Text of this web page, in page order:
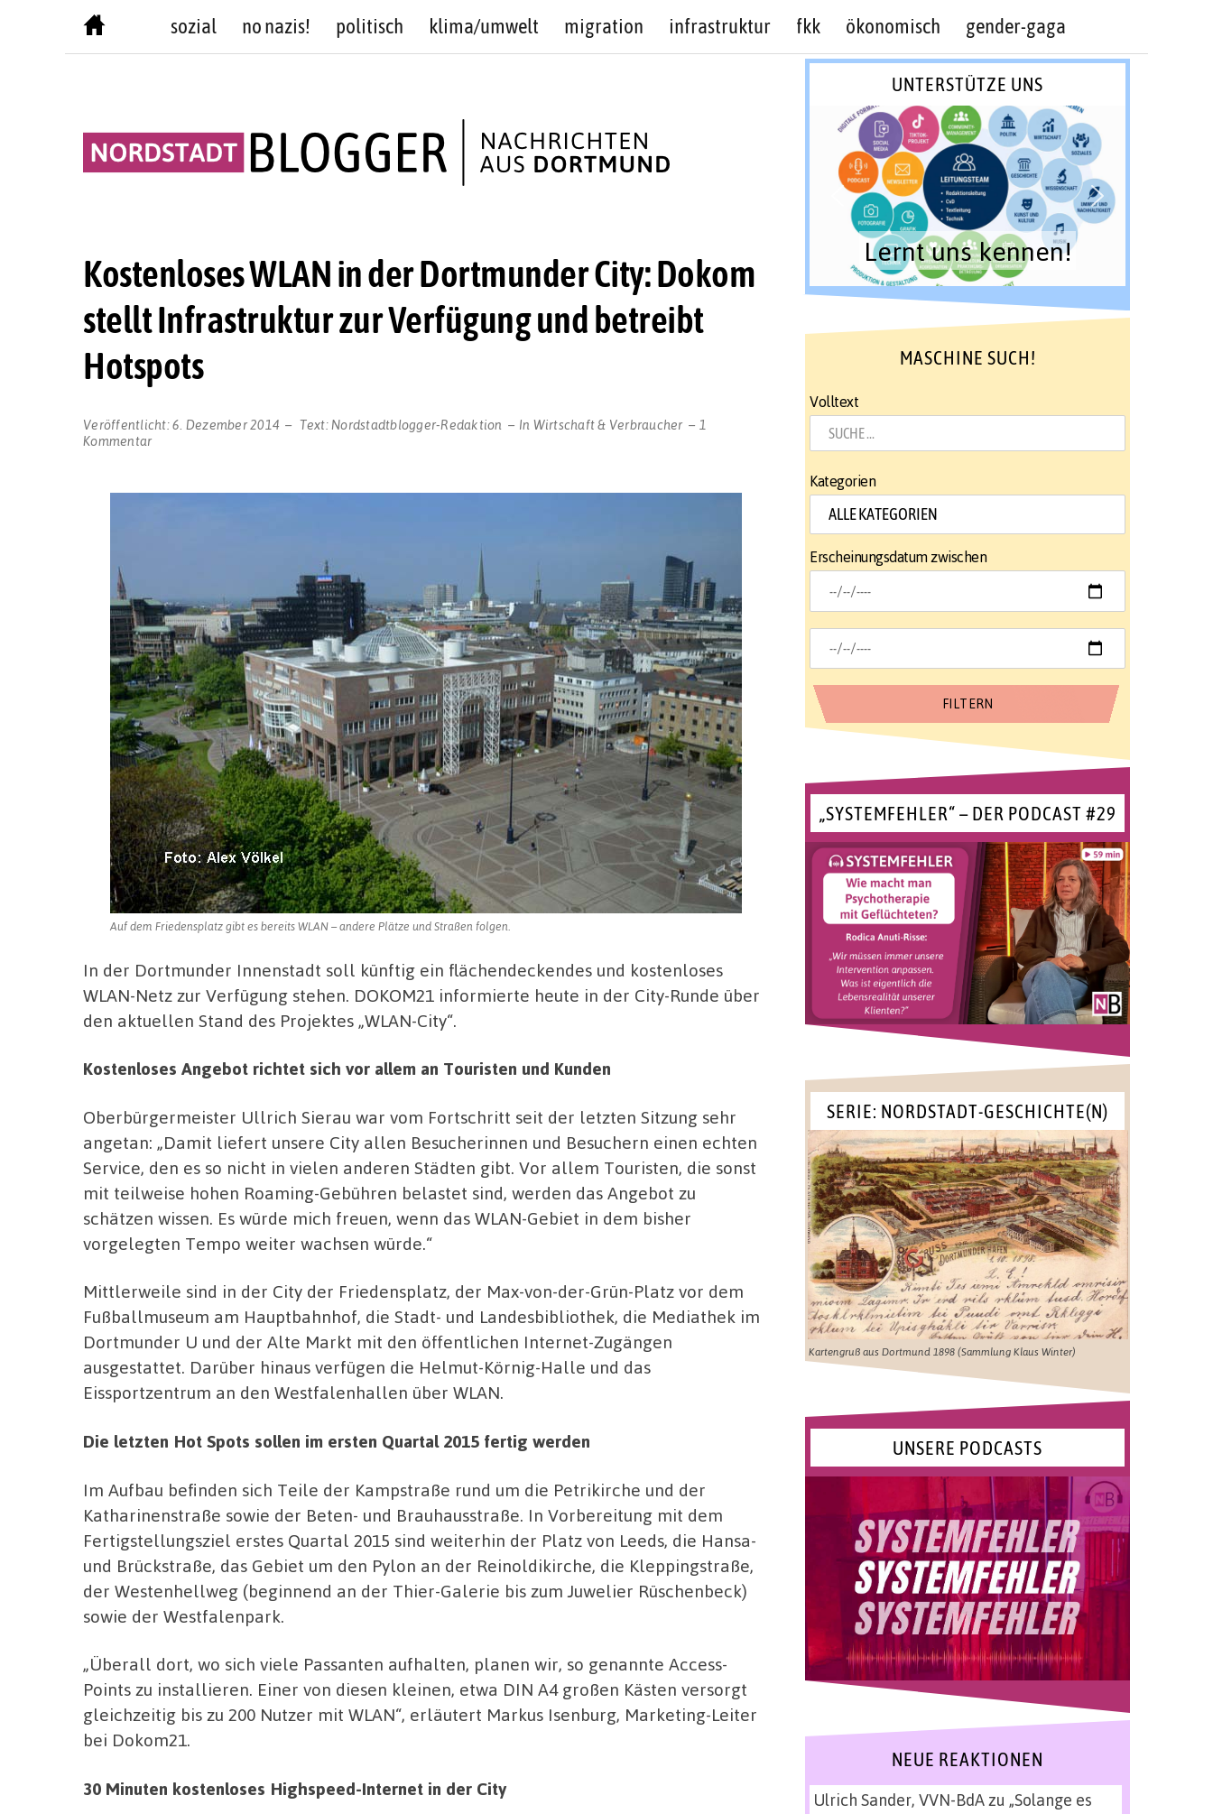
sozial no nazis! politisch klima/umwelt migration infrastruktur fkk ökonomisch gender-gaga
Kostenloses WLAN in der Dortmunder City: Dokom
stellt Infrastruktur zur Verfügung und betreibt
Hotspots
Veröffentlicht:6. Dezember 2014 Text: Nordstadtblogger-Redaktion In Wirtschaft & Verbraucher
1
Kommentarzu
zur
Verfügung
und
betreibt
Hotspots
Auf dem Friedensplatz gibt es bereits WLAN – andere Plätze und Straßen folgen.
In der Dortmunder Innenstadt soll künftig ein flächendeckendes und kostenloses
WLAN-Netz zur Verfügung stehen. DOKOM21 informierte heute in der City-Runde über
den aktuellen Stand des Projektes „WLAN-City“.
Kostenloses Angebot richtet sich vor allem an Touristen und Kunden
Oberbürgermeister Ullrich Sierau war vom Fortschritt seit der letzten Sitzung sehr
angetan: „Damit liefert unsere City allen Besucherinnen und Besuchern einen echten
Service, den es so nicht in vielen anderen Städten gibt. Vor allem Touristen, die sonst
mit teilweise hohen Roaming-Gebühren belastet sind, werden das Angebot zu
schätzen wissen. Es würde mich freuen, wenn das WLAN-Gebiet in dem bisher
vorgelegten Tempo weiter wachsen würde.“
Mittlerweile sind in der City der Friedensplatz, der Max-von-der-Grün-Platz vor dem
Fußballmuseum am Hauptbahnhof, die Stadt- und Landesbibliothek, die Mediathek im
Dortmunder U und der Alte Markt mit den öffentlichen Internet-Zugängen
ausgestattet. Darüber hinaus verfügen die Helmut-Körnig-Halle und das
Eissportzentrum an den Westfalenhallen über WLAN.
Die letzten Hot Spots sollen im ersten Quartal 2015 fertig werden
Im Aufbau befinden sich Teile der Kampstraße rund um die Petrikirche und der
Katharinenstraße sowie der Beten- und Brauhausstraße. In Vorbereitung mit dem
Fertigstellungsziel erstes Quartal 2015 sind weiterhin der Platz von Leeds, die Hansa-
und Brückstraße, das Gebiet um den Pylon an der Reinoldikirche, die Kleppingstraße,
der Westenhellweg (beginnend an der Thier-Galerie bis zum Juwelier Rüschenbeck)
sowie der Westfalenpark.
„Überall dort, wo sich viele Passanten aufhalten, planen wir, so genannte Access-
Points zu installieren. Einer von diesen kleinen, etwa DIN A4 großen Kästen versorgt
gleichzeitig bis zu 200 Nutzer mit WLAN“, erläutert Markus Isenburg, Marketing-Leiter
bei Dokom21.
30 Minuten kostenloses Highspeed-Internet in der City
UNTERSTÜTZE UNS
Lernt uns kennen!
MASCHINE SUCH!
Volltext
Kategorien
Erscheinungsdatum zwischen
„SYSTEMFEHLER“ – DER PODCAST #29
SERIE: NORDSTADT-GESCHICHTE(N)
Kartengruß aus Dortmund 1898 (Sammlung Klaus Winter)
UNSERE PODCASTS
NEUE REAKTIONEN
Ulrich Sander, VVN-BdAzu „Solange es